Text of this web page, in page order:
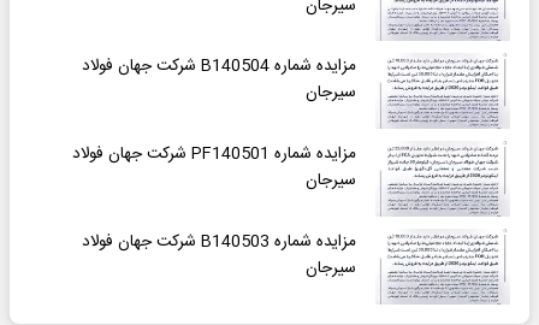
سیرجان
مزایده شماره B140504 شرکت جهان فولاد
سیرجان
مزایده شماره PF140501 شرکت جهان فولاد
سیرجان
مزایده شماره B140503 شرکت جهان فولاد
سیرجان